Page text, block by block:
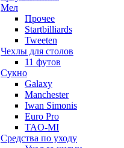
Мел
Прочее
Startbilliards
Tweeten
Чехлы для столов
11 футов
Сукно
Galaxy
Manchester
Iwan Simonis
Euro Pro
TAO-MI
Средства по уходу